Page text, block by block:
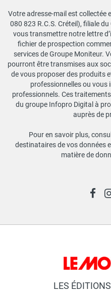
Votre adresse-mail est collectée
080 823 R.C.S. Créteil), filiale
vous transmettre notre lettre
fichier de prospection
services de Groupe Moniteur.
pourront être transmises aux
de vous proposer des produits
professionnelles ou vous
professionnels. Ces
du groupe Infopro Digital à
auprès de
Pour en savoir plus,
destinataires de vos données
matière de
LES